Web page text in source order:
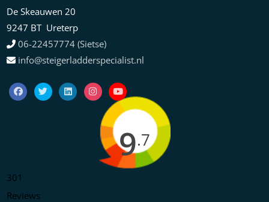
De Skeauwen 20
9247 BT Ureterp
06-22457774 (Sietse)
info@steigerladderspecialist.nl
9.7
301
Reviews